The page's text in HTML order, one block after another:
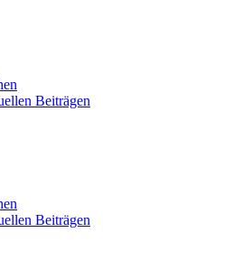
Beiträgen
Beiträgen